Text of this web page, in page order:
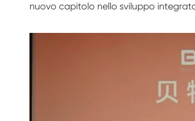
nuovo capitolo nello sviluppo